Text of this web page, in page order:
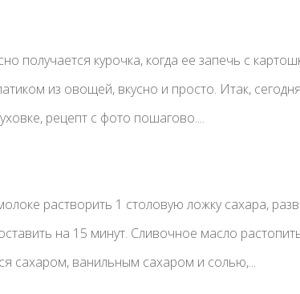
получается курочка, когда ее запечь с
из овощей, вкусно и просто. Итак,
рецепт с фото пошагово....
растворить 1 столовую ложку сахара,
на 15 минут. Сливочное масло
сахаром, ванильным сахаром и солью,...